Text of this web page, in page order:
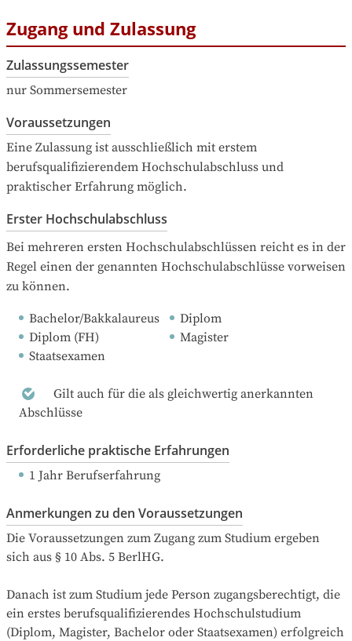
Zugang und Zulassung
Zulassungssemester
nur Sommersemester
Voraussetzungen
Eine Zulassung ist ausschließlich mit erstem
berufsqualifizierendem Hochschulabschluss und
praktischer Erfahrung möglich.
Erster Hochschulabschluss
Bei mehreren ersten Hochschulabschlüssen reicht es in der
Regel einen der genannten Hochschulabschlüsse vorweisen
zu können.
Bachelor/Bakkalaureus
Diplom
Diplom (FH)
Magister
Staatsexamen
Gilt auch für die als gleichwertig anerkannten
Abschlüsse
Erforderliche praktische Erfahrungen
1 Jahr Berufserfahrung
Anmerkungen zu den Voraussetzungen
Die Voraussetzungen zum Zugang zum Studium ergeben
sich aus § 10 Abs. 5 BerlHG.
Danach ist zum Studium jede Person zugangsberechtigt, die
ein erstes berufsqualifizierendes Hochschulstudium
(Diplom, Magister, Bachelor oder Staatsexamen) erfolgreich